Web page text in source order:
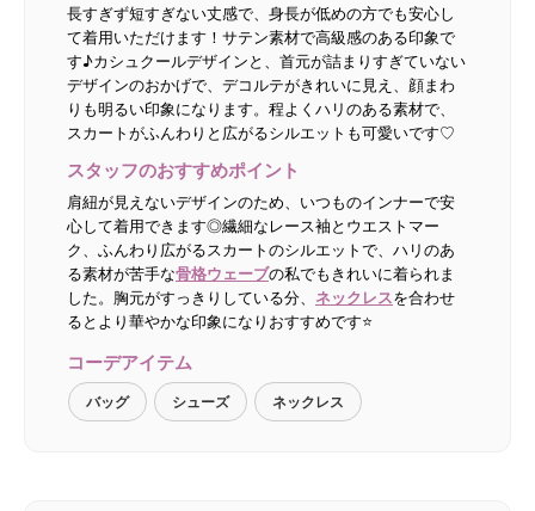
長すぎず短すぎない丈感で、身長が低めの方でも安心し
て着用いただけます！サテン素材で高級感のある印象で
す♪カシュクールデザインと、首元が詰まりすぎていない
デザインのおかげで、デコルテがきれいに見え、顔まわ
りも明るい印象になります。程よくハリのある素材で、
スカートがふんわりと広がるシルエットも可愛いです♡
スタッフのおすすめポイント
肩紐が見えないデザインのため、いつものインナーで安
心して着用できます◎繊細なレース袖とウエストマー
ク、ふんわり広がるスカートのシルエットで、ハリのあ
る素材が苦手な骨格ウェーブの私でもきれいに着られま
した。胸元がすっきりしている分、 ネックレスを合わせ
るとより華やかな印象になりおすすめです⭐
コーデアイテム
バッグ シューズ ネックレス